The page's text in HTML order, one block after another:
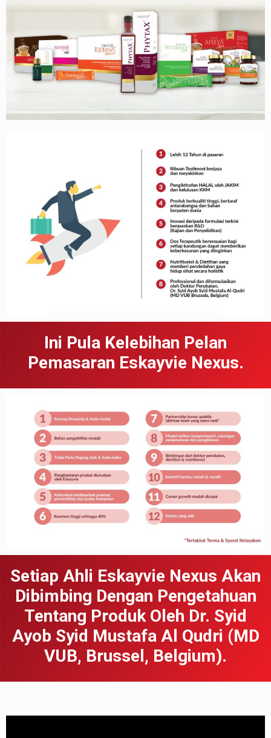
Ini Pula Kelebihan Pelan
Pemasaran Eskayvie Nexus.
Setiap Ahli Eskayvie Nexus Akan
Dibimbing Dengan Pengetahuan
Tentang Produk Oleh Dr. Syid
Ayob Syid Mustafa Al Qudri (MD
VUB, Brussel, Belgium).